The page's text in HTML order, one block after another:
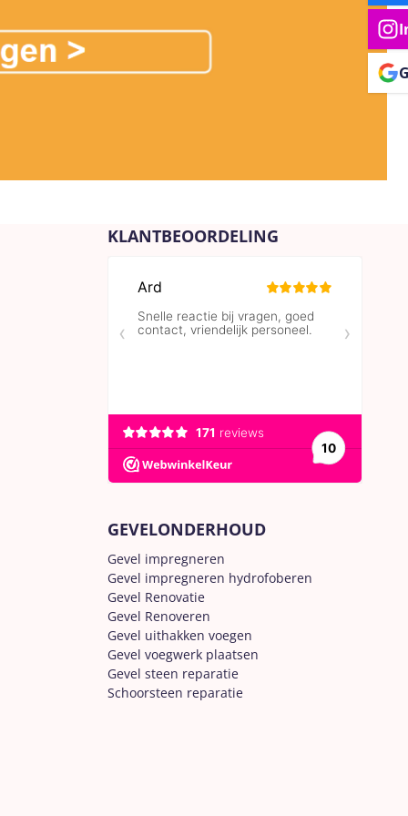
KLANTBEOORDELING
GEVELONDERHOUD
Gevel impregneren
Gevel impregneren hydrofoberen
Gevel Renovatie
Gevel Renoveren
Gevel uithakken voegen
Gevel voegwerk plaatsen
Gevel steen reparatie
Schoorsteen reparatie